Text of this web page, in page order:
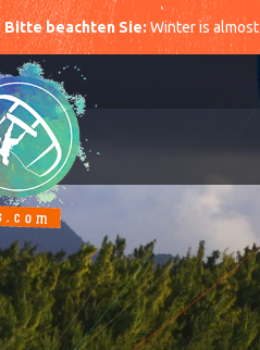
Bitte beachten Sie:Winter is